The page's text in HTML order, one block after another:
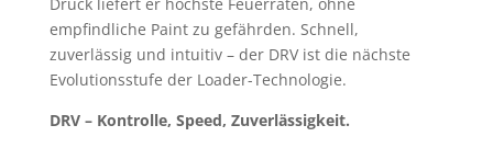
empfindliche Paint zu gefährden. Schnell,
zuverlässig und intuitiv – der DRV ist die nächste
Evolutionsstufe der Loader-Technologie.
DRV – Kontrolle, Speed, Zuverlässigkeit.